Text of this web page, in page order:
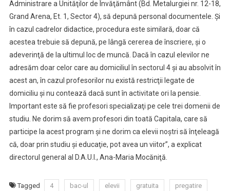
Administrare a Unităţilor de Învăţământ (Bd. Metalurgiei nr. 12-18,
Grand Arena, Et. 1, Sector 4), să depună personal documentele. Şi
în cazul cadrelor didactice, procedura este similară, doar că
acestea trebuie să depună, pe lângă cererea de înscriere, şi o
adeverinţă de la ultimul loc de muncă. Dacă în cazul elevilor ne
adresăm doar celor care au domiciliul în sectorul 4 şi au absolvit în
acest an, în cazul profesorilor nu există restricţii legate de
domiciliu şi nu contează dacă sunt în activitate ori la pensie.
Important este să fie profesori specializaţi pe cele trei domenii de
studiu. Ne dorim să avem profesori din toată Capitala, care să
participe la acest program şi ne dorim ca elevii noştri să înţeleagă
că, doar prin studiu şi educaţie, pot avea un viitor”, a explicat
directorul general al D.A.U.I., Ana-Maria Mocăniţă.
Tagged 4 bac-ul elevii gratuita pregatire